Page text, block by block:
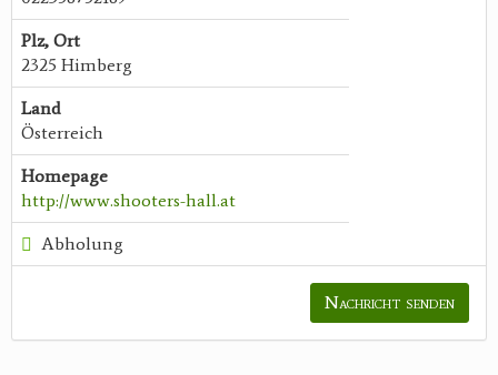
Plz, Ort
2325 Himberg
Land
Österreich
Homepage
http://www.shooters-hall.at
Abholung
Nachricht senden